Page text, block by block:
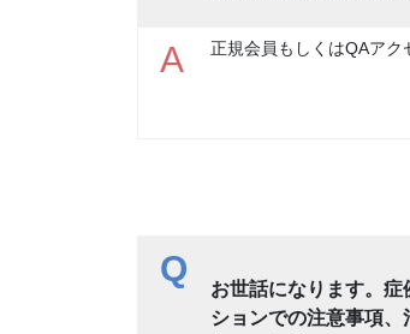
A 正規会員もしくはQAアク
Q
お世話になります。
ションでの注意事項